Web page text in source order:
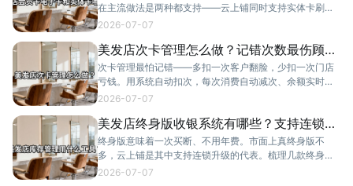
在主流做法是两种都支持——云上铺同时支持实体卡刷卡
和微信电子会员卡，顾客自选。
2026-07-07
美发店次卡管理怎么做？记错次数最伤顾客
信任
次卡管理最怕记错——多扣一次客户翻脸，少扣一次门店
亏钱。用系统自动扣次，每次消费自动减次、余额实时可
查，从根上解决这个问题。
2026-07-07
美发店终身版收银系统有哪些？支持连锁的
推荐
终身版意味着一次买断、不用年费。市面上真终身版不
多，云上铺是其中支持连锁升级的代表。梳理几款终身版
系统，重点看连锁能力和售后服务。
2026-07-07